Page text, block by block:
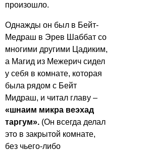
произошло.
Однажды он был в Бейт-
Медраш в Эрев Шаббат со
многими другими Цадиким,
а Магид из Межерич сидел
у себя в комнате, которая
была рядом с Бейт
Мидраш, и читал главу –
«шнаим микра веэхад
таргум». (Он всегда делал
это в закрытой комнате,
без чьего-либо